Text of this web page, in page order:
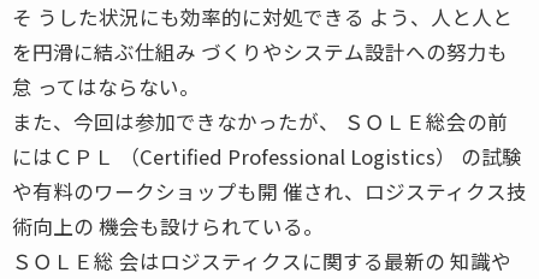
そ うした状況にも効率的に対処できる よう、人と人と
を円滑に結ぶ仕組み づくりやシステム設計への努力も
怠 ってはならない。
また、今回は参加できなかったが、 ＳＯＬＥ総会の前
にはＣＰＬ （Certified Professional Logistics） の試験
や有料のワークショップも開 催され、ロジスティクス技
術向上の 機会も設けられている。
ＳＯＬＥ総 会はロジスティクスに関する最新の 知識や